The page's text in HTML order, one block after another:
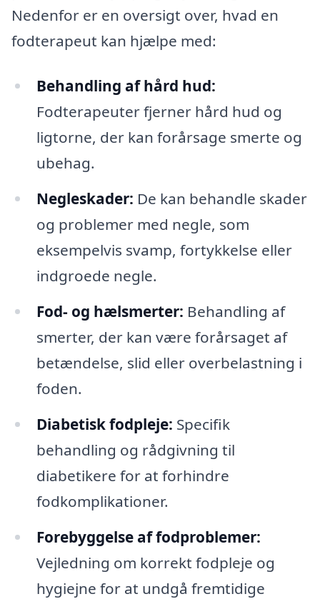
Nedenfor er en oversigt over, hvad en
fodterapeut kan hjælpe med:
Behandling af hård hud:
Fodterapeuter fjerner hård hud og
ligtorne, der kan forårsage smerte og
ubehag.
Negleskader: De kan behandle skader
og problemer med negle, som
eksempelvis svamp, fortykkelse eller
indgroede negle.
Fod- og hælsmerter: Behandling af
smerter, der kan være forårsaget af
betændelse, slid eller overbelastning i
foden.
Diabetisk fodpleje: Specifik
behandling og rådgivning til
diabetikere for at forhindre
fodkomplikationer.
Forebyggelse af fodproblemer:
Vejledning om korrekt fodpleje og
hygiejne for at undgå fremtidige